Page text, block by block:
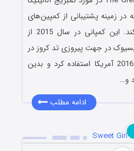
پشتیبانی از کمپین‌های
سیاسی و انتخاباتی فعالیت میکند. این کمپانی در سال 2015 از
در جهت پیروزی تد کروز در
انتخابات ریاست جمهوری سال 2016 آمریکا استفاده کرد و بدین
و…
ادامه مطلب